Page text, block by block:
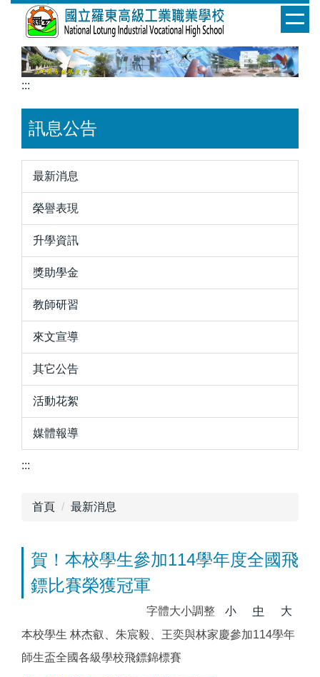
:::
訊息公告
最新消息
榮譽表現
升學資訊
獎助學金
教師研習
來文宣導
其它公告
活動花絮
媒體報導
:::
首頁 最新消息
賀！本校學生參加114學年度全國飛
鏢比賽榮獲冠軍
字體大小調整 小 中
大
本校學生 林杰叡、朱宸毅、王奕與林家慶參加114學年
師生盃全國各級學校飛鏢錦標賽